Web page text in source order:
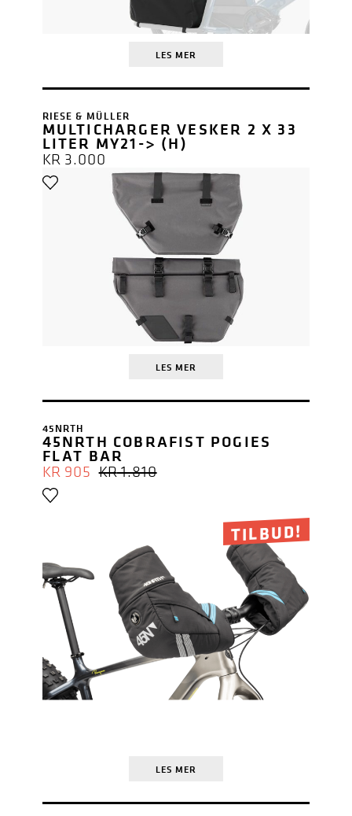
LES MER
RIESE & MÜLLER
MULTICHARGER VESKER 2 X 33
LITER MY21-> (H)
KR 3.000
LES MER
TILBUD!
45NRTH
45NRTH COBRAFIST POGIES
FLAT BAR
KR1.810OPPRINNELIG
KR905
NÅVÆRENDE
LES MER